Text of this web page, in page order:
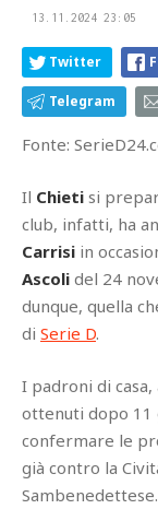
13.11.2024 23:05
Twitter
Telegram
Fonte:
Il Chieti si
club, infatti, ha
Carrisi in
Ascoli del 24
dunque, quella
di Serie D.
I padroni di
ottenuti dopo 11
confermare le
già contro la
Sambenedettese.